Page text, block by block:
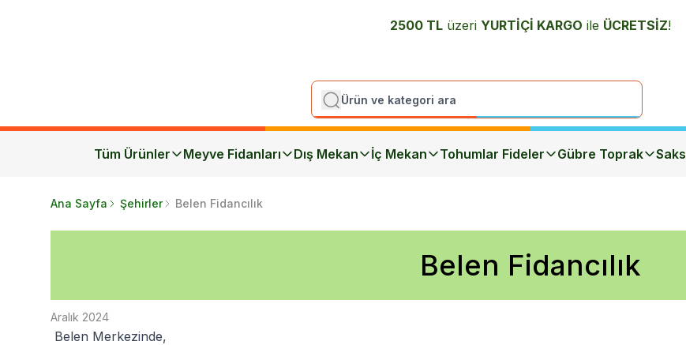
2500 TL üzeri YURTİÇİ KARGO ile ÜCRETSİZ!
Tüm Ürünler Meyve Fidanları Dış Mekan İç Mekan Tohumlar Fideler Gübre Toprak
Ana Sayfa Şehirler Belen Fidancılık
Belen Fidancılık
Aralık 2024
Belen Merkezinde,